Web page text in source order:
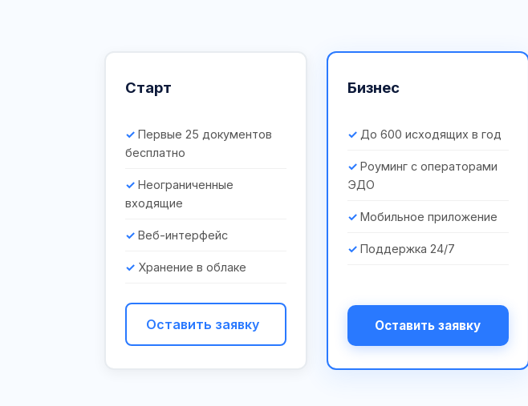
Старт
Первые 25 документов
бесплатно
Неограниченные
входящие
Веб-интерфейс
Хранение в облаке
Оставить заявку
Бизнес
До 600 исходящих в год
Роуминг с операторами
ЭДО
Мобильное приложение
Поддержка 24/7
Оставить заявку